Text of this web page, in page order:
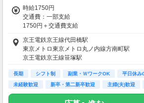
時給1750円
交通費：一部支給
1750円＋交通費支給
※交通費は1か月の定期代または切符代の比較
支給（非課税上限15万円まで）
※18：00以降：+200円/時、土日祝：+100円/
時
1750円×8h×22日＝30万8000円
京王電鉄京王線代田橋駅
東京メトロ東京メトロ丸ノ内線方南町駅
京王電鉄京王線笹塚駅
長期 シフト制 副業・ＷワークOK 平日休み
未経験歓迎
新卒・第二新卒歓迎 主婦(夫)歓迎